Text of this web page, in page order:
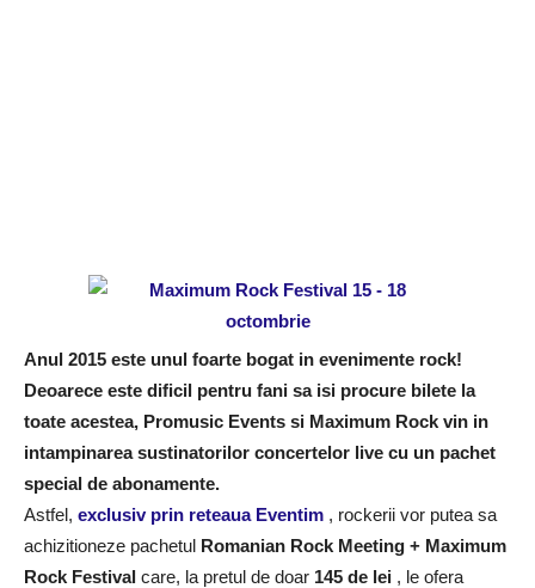
Anul 2015 este unul foarte bogat in evenimente rock!
Deoarece este dificil pentru fani sa isi procure bilete la
toate acestea, Promusic Events si Maximum Rock vin in
intampinarea sustinatorilor concertelor live cu un pachet
special de abonamente.
Astfel, exclusiv prin reteaua Eventim , rockerii vor putea sa
achizitioneze pachetul Romanian Rock Meeting + Maximum
Rock Festival care, la pretul de doar 145 de lei , le ofera